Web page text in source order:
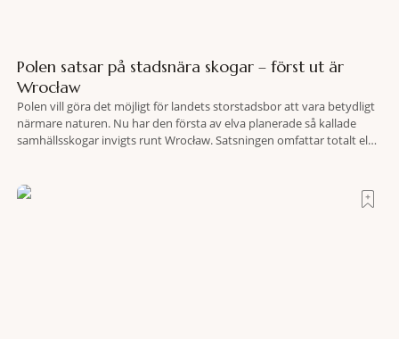
Polen satsar på stadsnära skogar – först ut är
Wrocław
Polen vill göra det möjligt för landets storstadsbor att vara betydligt
närmare naturen. Nu har den första av elva planerade så kallade
samhällsskogar invigts runt Wrocław. Satsningen omfattar totalt elva
fler människor ska kunna promenera, motionera